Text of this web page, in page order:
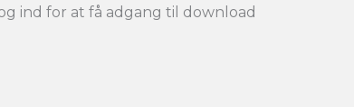
ind for at få adgang til download